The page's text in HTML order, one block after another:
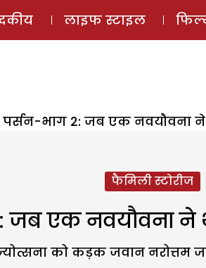
ई-
लाइफ स्टाइल
भाग 2: जब एक नवयौवना ने
फैमिली स्टोरीज
एक नवयौवना ने
को कड़क जवान नरोत्तम